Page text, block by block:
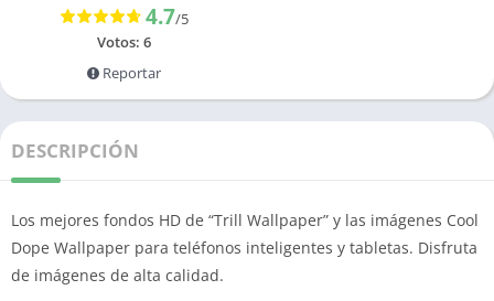
4.7/5
Votos: 6
Reportar
DESCRIPCIÓN
Los mejores fondos HD de “Trill Wallpaper” y las imágenes Cool
Dope Wallpaper para teléfonos inteligentes y tabletas. Disfruta
de imágenes de alta calidad.